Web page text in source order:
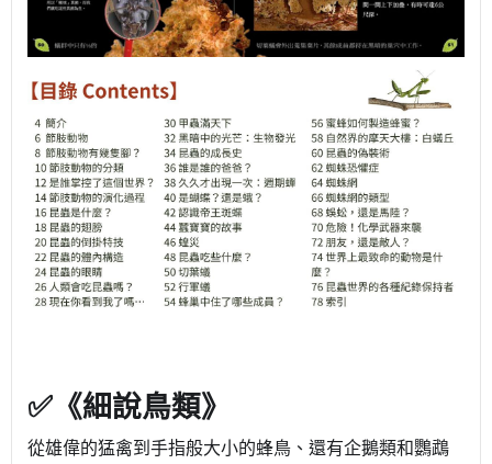
✅《細說鳥類》
從雄偉的猛禽到手指般大小的蜂鳥、還有企鵝類和鸚鵡